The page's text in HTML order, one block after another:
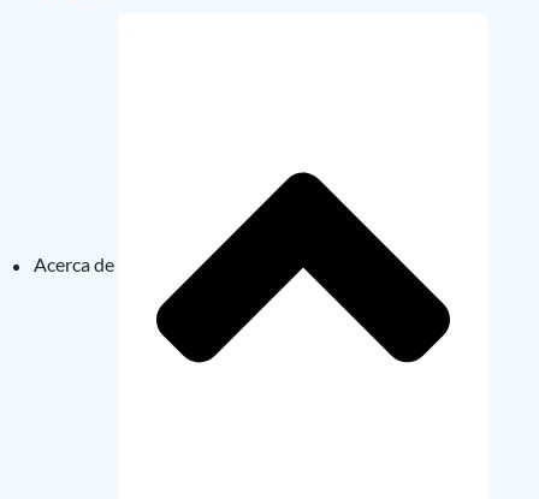
Acerca de